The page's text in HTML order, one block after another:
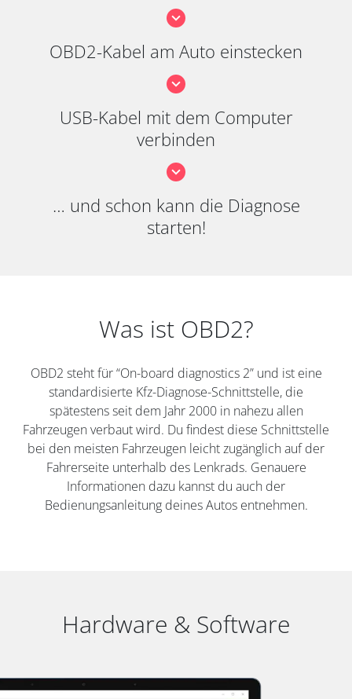
OBD2-Kabel am Auto einstecken
USB-Kabel mit dem Computer
verbinden
… und schon kann die Diagnose
starten!
Was ist OBD2?
OBD2 steht für “On-board diagnostics 2” und ist eine
standardisierte Kfz-Diagnose-Schnittstelle, die
spätestens seit dem Jahr 2000 in nahezu allen
Fahrzeugen verbaut wird. Du findest diese Schnittstelle
bei den meisten Fahrzeugen leicht zugänglich auf der
Fahrerseite unterhalb des Lenkrads. Genauere
Informationen dazu kannst du auch der
Bedienungsanleitung deines Autos entnehmen.
Hardware & Software